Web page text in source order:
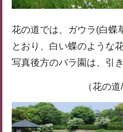
花の道では、ガウラ(白蝶
とおり、白い蝶のような
写真後方のバラ園は、引
（花の